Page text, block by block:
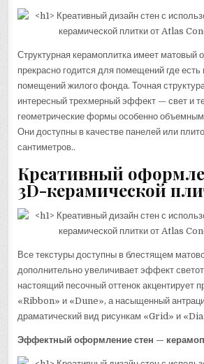
Структурная керамоплитка имеет матовый
прекрасно годится для помещений где
помещений жилого фонда. Точная
интересный трехмерный эффект — свет и
геометрические формы особенно
Они доступны в качестве панелей или
сантиметров..
Креативный
3D-керамической
Все текстуры доступны в блестящем
дополнительно увеличивает эффект
настоящий песочный оттенок акцентирует
«Ribbon» и «Dune», а насыщенный
драматический вид рисункам «Grid» и
Эффектный оформление стен —